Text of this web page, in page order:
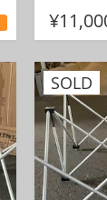
SOLD